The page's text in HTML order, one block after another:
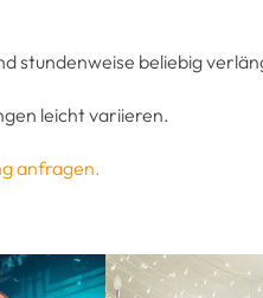
stundenweise beliebig
leicht variieren.
anfragen.